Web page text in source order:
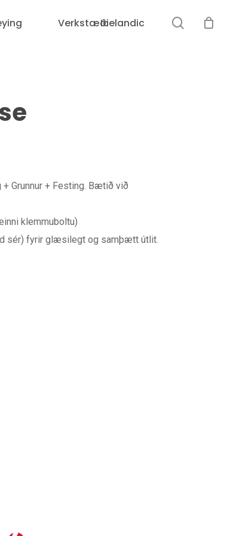
VerkstæðiIcelandic
Grunnur + Festing. Bætið við
klemmuboltu)
sér) fyrir glæsilegt og samþætt útlit.